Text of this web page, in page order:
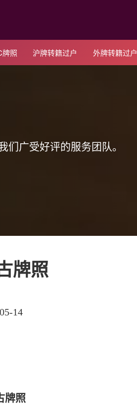
牌照 沪牌转籍过户 外牌转籍过户
广受好评的服务团队。
牌照
14
牌照